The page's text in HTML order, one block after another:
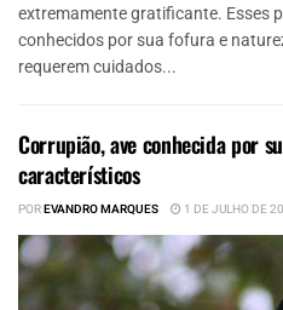
extremamente gratificante. Esses
conhecidos por sua fofura e
requerem cuidados...
Corrupião, ave conhecida por
característicos
POREVANDRO MARQUES 1 DE JULHO DE